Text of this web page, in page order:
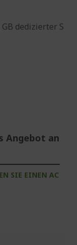
dedizierter S
Angebot an
SIE EINEN AC